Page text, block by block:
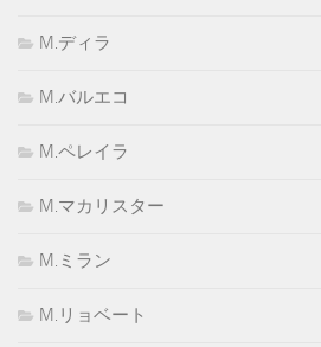
M.ディラ
M.バルエコ
M.ペレイラ
M.マカリスター
M.ミラン
M.リョベート